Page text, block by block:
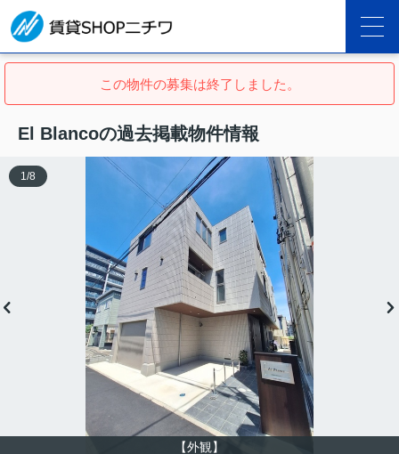
この物件の募集は終了しました。
El Blancoの過去掲載物件情報
【外観】
1 /8